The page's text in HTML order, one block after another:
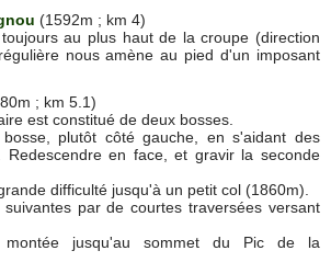
(1592m ; km 4)
au plus haut de la croupe (direction
nous amène au pied d'un imposant
; km 5.1)
est constitué de deux bosses.
plutôt côté gauche, en s'aidant des
Redescendre en face, et gravir la seconde
difficulté jusqu'à un petit col (1860m).
suivantes par de courtes traversées versant
jusqu'au sommet du Pic de la